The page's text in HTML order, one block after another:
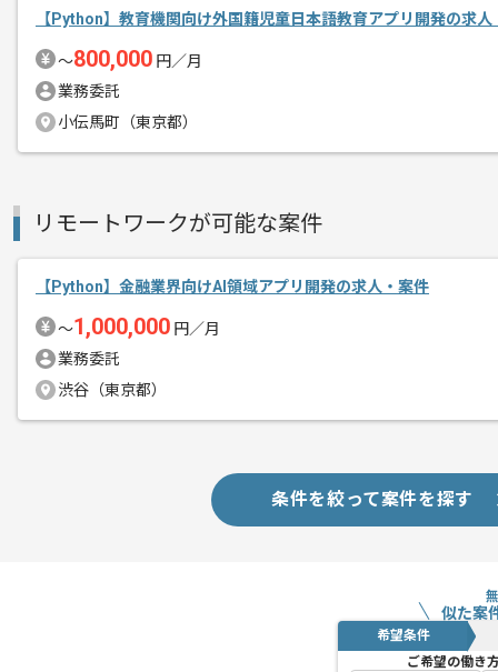
その他募集要項
作業開始日
2026/02/23
エージェントからのコ
メント
キャッチアップを継続できる方におすす
自然言語などの非構造化データを扱う
【Python】教育機関向け外国籍児童日本語教育アプリ開発の求人
〜800,000 円／月
業務委託
小伝馬町（東京都）
リモートワークが可能な案件
【Python】金融業界向けAI領域アプリ開発の求人・案件
〜1,000,000 円／月
業務委託
渋谷（東京都）
条件を絞って案件を探す
似た案
希望条件
ご希望の働き